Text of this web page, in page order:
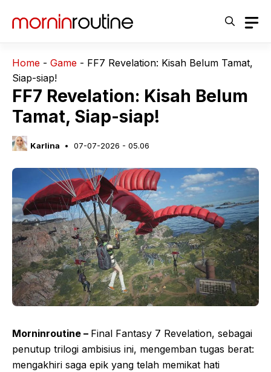
Home - Game - FF7 Revelation: Kisah Belum Tamat,
Siap-siap!
FF7 Revelation: Kisah Belum
Tamat, Siap-siap!
Karlina 07-07-2026 - 05.06
Morninroutine – Final Fantasy 7 Revelation, sebagai
penutup trilogi ambisius ini, mengemban tugas berat:
mengakhiri saga epik yang telah memikat hati